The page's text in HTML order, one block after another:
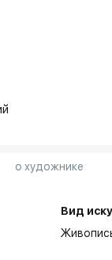
о художнике
Вид